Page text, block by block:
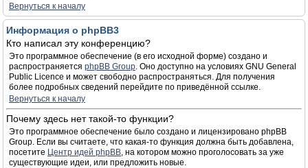
Вернуться к началу
Информация о phpBB3
Кто написал эту конференцию?
Это программное обеспечение (в его исходной форме) создано и
распространяется phpBB Group. Оно доступно на условиях GNU General
Public Licence и может свободно распространяться. Для получения
более подробных сведений перейдите по приведённой ссылке.
Вернуться к началу
Почему здесь нет такой-то функции?
Это программное обеспечение было создано и лицензировано phpBB
Group. Если вы считаете, что какая-то функция должна быть добавлена,
посетите Центр идей phpBB, на котором можно проголосовать за уже
существующие идеи, или предложить новые.